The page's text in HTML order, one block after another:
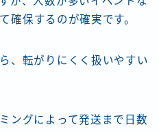
確保するのが確実です。
、転がりにくく扱いやすい
ングによって発送まで日数